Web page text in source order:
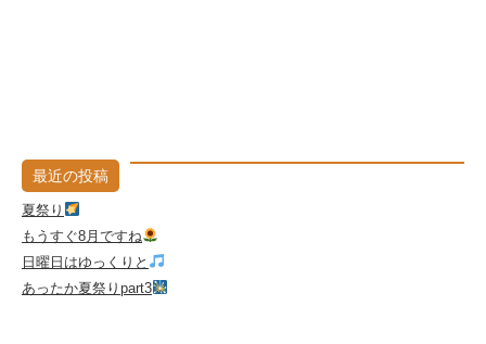
最近の投稿
夏祭り
もうすぐ8月ですね
日曜日はゆっくりと
あったか夏祭りpart3